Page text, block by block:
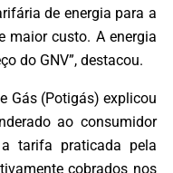
de energia para a
maior custo. A energia
do GNV”, destacou.
Gás (Potigás) explicou
ao consumidor
tarifa praticada pela
cobrados nos